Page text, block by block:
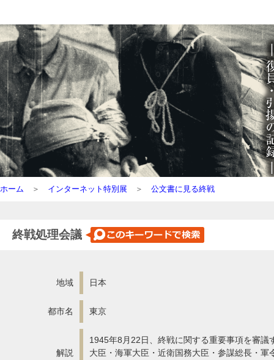
ホーム ＞ インターネット特別展 ＞ 公文書に見る終戦
終戦処理会議
地域 日本
都市名 東京
解説
1945年8月22日、終戦に関する重要事項を審
大臣・海軍大臣・近衛国務大臣・参謀総長・